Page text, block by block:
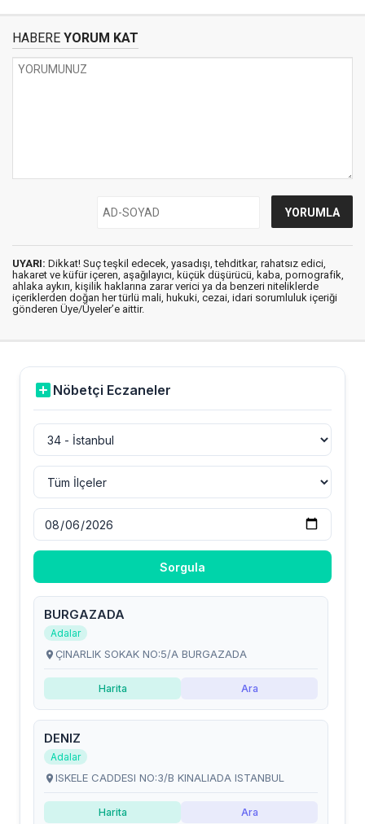
HABERE YORUM KAT
UYARI: Dikkat! Suç teşkil edecek, yasadışı, tehditkar, rahatsız edici,
hakaret ve küfür içeren, aşağılayıcı, küçük düşürücü, kaba, pornografik,
ahlaka aykırı, kişilik haklarına zarar verici ya da benzeri niteliklerde
içeriklerden doğan her türlü mali, hukuki, cezai, idari sorumluluk içeriği
gönderen Üye/Üyeler’e aittir.